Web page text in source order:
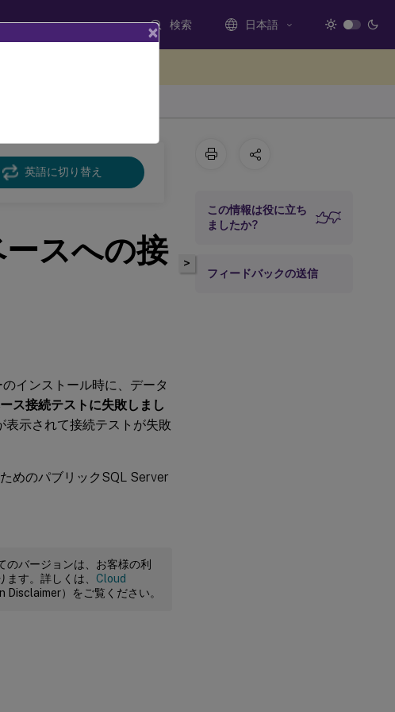
検索 日本語
英語に切り替え
スへの接
インストール時に、データ
ス接続テストに失敗しまし
表示されて接続テストが失敗
めのパブリックSQL Server
のバージョンは、お客様の利
す。詳しくは、 Cloud
）をご覧ください。
>
この情報は役に立ち
ましたか?
フィードバックの送信
×